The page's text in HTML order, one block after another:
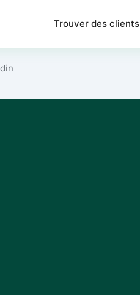
Trouver des clients